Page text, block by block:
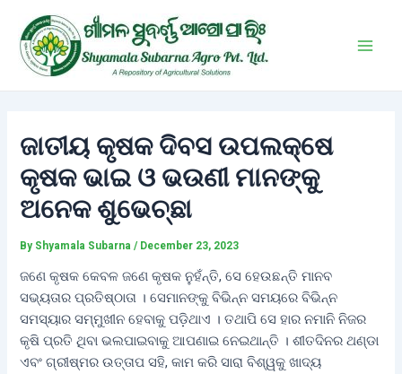
content
ଜାତୀୟ କୃଷକ ଦିବସ ଉପଲକ୍ଷେ
କୃଷକ ଭାଇ ଓ ଭଉଣୀ ମାନଙ୍କୁ
ଅନେକ ଶୁଭେଚ୍ଛା
By Shyamala Subarna/ December 23, 2023
ଜଣେ କୃଷକ କେବଳ ଜଣେ କୃଷକ ନୁହଁନ୍ତି, ସେ ହେଉଛନ୍ତି ମାନବ
ସଭ୍ୟତାର ପ୍ରତିଷ୍ଠାତା । ସେମାନଙ୍କୁ ବିଭିନ୍ନ ସମୟରେ ବିଭିନ୍ନ
ସମସ୍ୟାର ସମ୍ମୁଖୀନ ହେବାକୁ ପଡ଼ିଥାଏ । ତଥାପି ସେ ହାର ନମାନି ନିଜର
କୃଷି ପ୍ରତି ଥିବା ଭଲପାଇବାକୁ ଆପଣାଇ ନେଇଥାନ୍ତି । ଶୀତଦିନର ଥଣ୍ଡା
ଏବଂ ଗ୍ରୀଷ୍ମର ଉତ୍ତାପ ସହି, କାମ କରି ସାରା ବିଶ୍ୱକୁ ଖାଦ୍ୟ
navigation